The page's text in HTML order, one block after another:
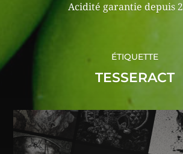
Acidité garantie depuis
ÉTIQUETTE
TESSERACT